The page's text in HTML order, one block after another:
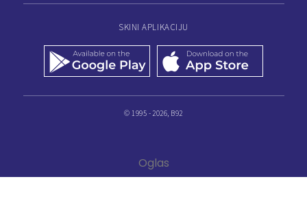
SKINI APLIKACIJU
© 1995 - 2026, B92